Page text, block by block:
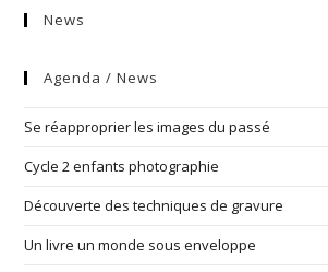
News
Agenda / News
Se réapproprier les images du passé
Cycle 2 enfants photographie
Découverte des techniques de gravure
Un livre un monde sous enveloppe